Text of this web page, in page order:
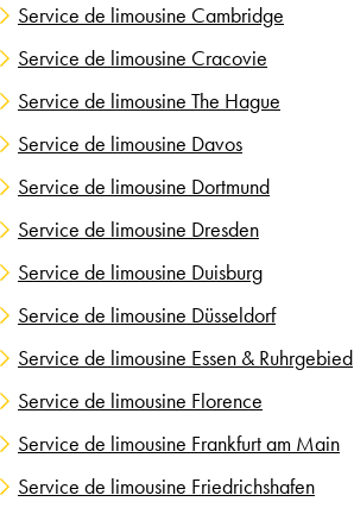
Service de limousine Cambridge
Service de limousine Cracovie
Service de limousine The Hague
Service de limousine Davos
Service de limousine Dortmund
Service de limousine Dresden
Service de limousine Duisburg
Service de limousine Düsseldorf
Service de limousine Essen & Ruhrgebied
Service de limousine Florence
Service de limousine Frankfurt am Main
Service de limousine Friedrichshafen